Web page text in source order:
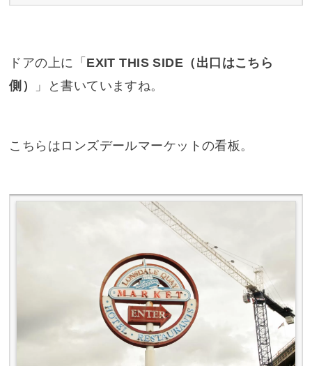
ドアの上に「 EXIT THIS SIDE（出口はこちら
側）
」と書いていますね。
こちらはロンズデールマーケットの看板。